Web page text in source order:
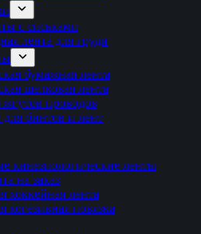
с сиськами
лента для груди
бумажная лента
шелковая лента
жгутов проводов
бинтов и лент
кинезиологические ленты
на заказ
хоккейная лента
когезивная повязка